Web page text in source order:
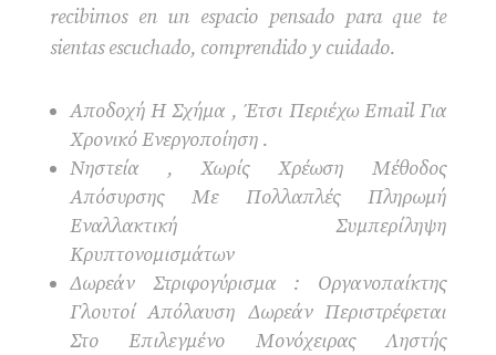
recibimos en un espacio pensado para que te
sientas escuchado, comprendido y cuidado.
Αποδοχή Η Σχήμα , Έτσι Περιέχω Email Για
Χρονικό Ενεργοποίηση .
Νηστεία , Χωρίς Χρέωση Μέθοδος
Απόσυρσης Με Πολλαπλές Πληρωμή
Εναλλακτική Συμπερίληψη
Κρυπτονομισμάτων
Δωρεάν Στριφογύρισμα : Οργανοπαίκτης
Γλουτοί Απόλαυση Δωρεάν Περιστρέφεται
Στο Επιλεγμένο Μονόχειρας Ληστής